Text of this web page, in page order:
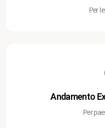
Per
Andamento
Per